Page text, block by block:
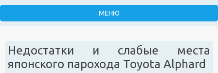
Недостатки и слабые места
японского парохода Toyota Alphard